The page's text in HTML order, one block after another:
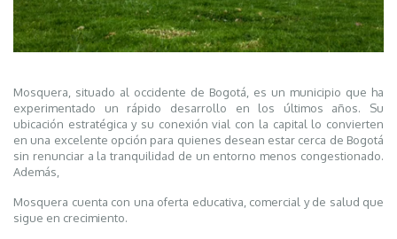
Mosquera, situado al occidente de Bogotá, es un municipio que ha
experimentado un rápido desarrollo en los últimos años. Su
ubicación estratégica y su conexión vial con la capital lo convierten
en una excelente opción para quienes desean estar cerca de Bogotá
sin renunciar a la tranquilidad de un entorno menos congestionado.
Además,
Mosquera cuenta con una oferta educativa, comercial y de salud que
sigue en crecimiento.